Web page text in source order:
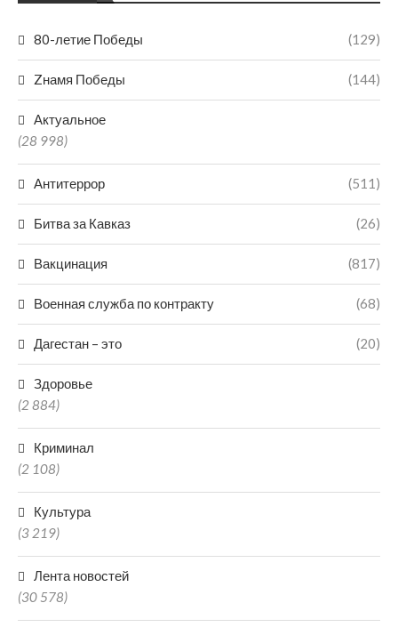
80-летие Победы (129)
Zнамя Победы (144)
Актуальное
(28 998)
Антитеррор (511)
Битва за Кавказ (26)
Вакцинация (817)
Военная служба по контракту (68)
Дагестан – это (20)
Здоровье
(2 884)
Криминал
(2 108)
Культура
(3 219)
Лента новостей
(30 578)